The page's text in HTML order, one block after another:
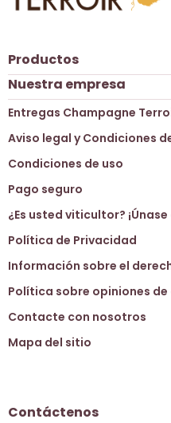
Productos
Nuestra empresa
Entregas Champagne
Aviso legal y Condiciones
Condiciones de uso
Pago seguro
¿Es usted viticultor?
Política de Privacidad
Información sobre el
Política sobre opiniones
Contacte con nosotros
Mapa del sitio
Contáctenos